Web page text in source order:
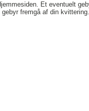
Et eventuelt
fremgå af din kvittering.